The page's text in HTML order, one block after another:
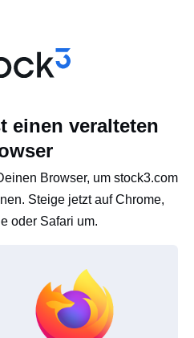
einen veralteten
Browser, um stock3.com
Steige jetzt auf Chrome,
oder Safari um.